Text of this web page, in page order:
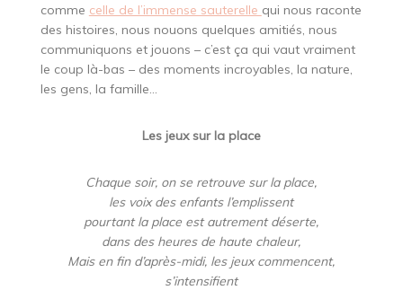
comme celle de l’immense sauterelle qui nous raconte
des histoires, nous nouons quelques amitiés, nous
communiquons et jouons – c’est ça qui vaut vraiment
le coup là-bas – des moments incroyables, la nature,
les gens, la famille…
Les jeux sur la place
Chaque soir, on se retrouve sur la place,
les voix des enfants l’emplissent
pourtant la place est autrement déserte,
dans des heures de haute chaleur,
Mais en fin d’après-midi, les jeux commencent,
s’intensifient